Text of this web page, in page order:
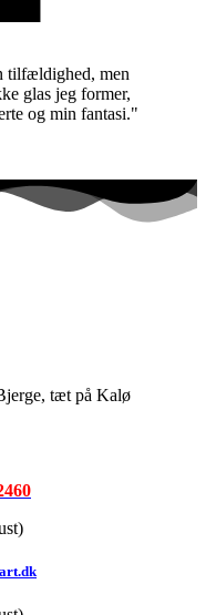
tilfældighed, men
glas jeg former,
og min fantasi."
tæt på Kalø